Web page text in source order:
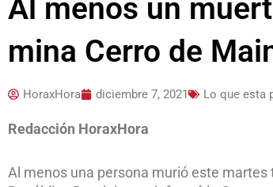
Al menos un
mina Cerro de
HoraxHora diciembre 7, 2021 Lo que esta
Redacción HoraxHora
Al menos una persona murió este